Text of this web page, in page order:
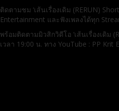
ติดตามชม ‘เส้นเรื่องเดิม (RERUN)
Entertainment และฟังเพลงได้ทุก
พร้อมติดตามมิวสิกวิดีโอ ‘เส้นเรื่องเดิม
เวลา 19:00 น. ทาง YouTube : PP Krit